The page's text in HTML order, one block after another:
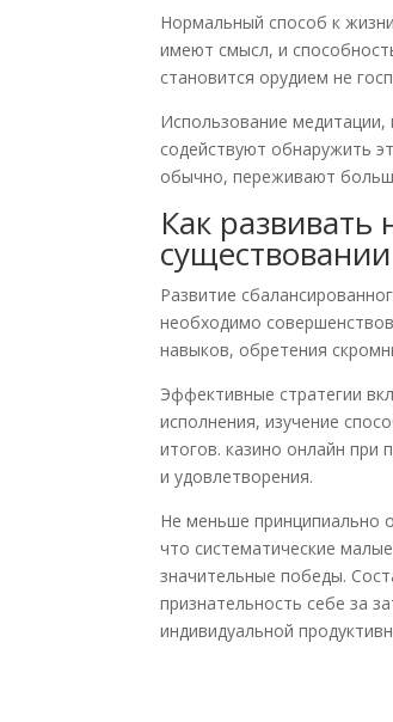
Нормальный способ к
имеют смысл, и
становится орудием не
Использование
содействуют обнаружить
обычно, переживают
Как
существовании
Развитие
необходимо
навыков, обретения
Эффективные стратегии
исполнения, изучение
итогов. казино онлайн при
и удовлетворения.
Не меньше принципиально
что систематические
значительные победы.
признательность себе за
индивидуальной